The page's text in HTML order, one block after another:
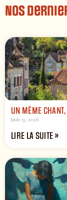
Nos
UN MÊME
juin 9, 2026
LIRE LA SUITE »